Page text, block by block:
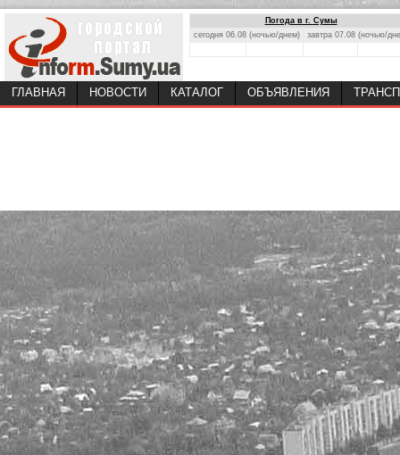
Погода в г. Сумы
сегодня 06.08 (ночью/днем)
завтра 07.08 (ночью/
ГЛАВНАЯ НОВОСТИ КАТАЛОГ ОБЪЯВЛЕНИЯ